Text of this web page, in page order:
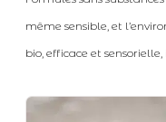
même sensible, et
bio, efficace et